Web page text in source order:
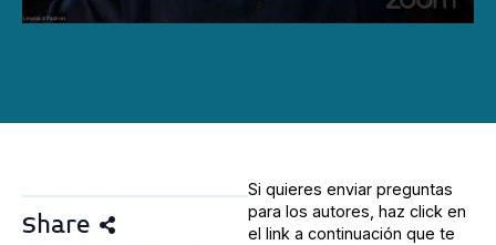
12
Share
Si quieres enviar preguntas
para los autores, haz click en
el link a continuación que te